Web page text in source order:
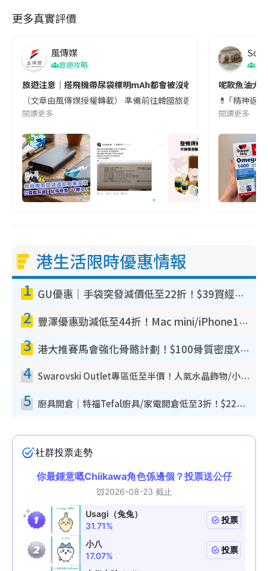
更多真實評價
風傳媒
旅遊攻略
旅遊注意｜搭飛機帶尿袋標明mAh都會被沒收😱出發前切記檢查
（文章由風傳媒授權轉載） 準備前往韓國旅遊的民眾，近期要
閱讀更多
Soul
呢款魚油大
💊 ｢精神返
閱讀更多
港生活限時優惠情報
1 GU優惠｜手袋突發減價低至22折！$39買經典波士頓包/餃子袋！飾物同步減價$29起！
2 豐澤優惠勁減低至44折！Mac mini/iPhone17Pro大減價！廚房家電$220起
3 港大推賽馬會強化骨骼計劃！$100骨質密度X光檢查 完成免費運動訓練送超市禮券！附參加資格
4 Swarovski Outlet專區低至半價！人氣水晶飾物/小擺設$138起！迪士尼款/水晶高跟鞋都有平
5 廚具開倉｜特福Tefal廚具/家電開倉低至3折！$220起買平底鍋/炒鑊/湯煲！電飯煲/吸塵機/燙斗$418起